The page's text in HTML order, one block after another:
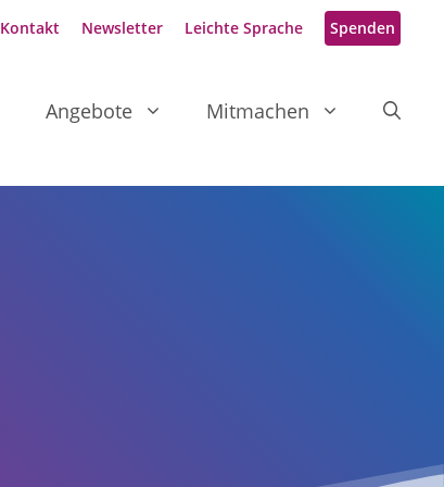
Kontakt Newsletter Leichte Sprache Spenden
Angebote Mitmachen